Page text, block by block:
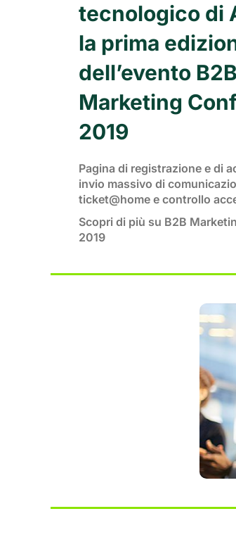
tecnologico di
la prima
dell’evento B2B
Marketing
2019
Pagina di registrazione e di
invio massivo di
ticket@home e controllo
Scopri di più su B2B
2019